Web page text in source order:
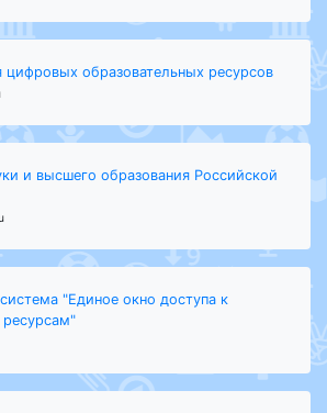
цифровых образовательных ресурсов
и высшего образования Российской
"Единое окно доступа к